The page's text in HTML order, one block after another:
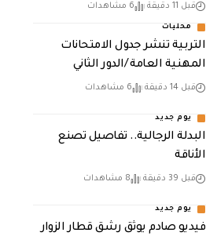
قبل 11 دقيقة 6 مشاهدات
محليات
التربية تنشر جدول الامتحانات
المهنية العامة /الدور الثاني
قبل 14 دقيقة 6 مشاهدات
يوم جديد
البدلة الرجالية.. تفاصيل تصنع
الأناقة
قبل 39 دقيقة 8 مشاهدات
يوم جديد
فيديو صادم يوثق رشق قطار الزوار